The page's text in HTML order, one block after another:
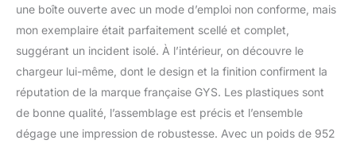
contre les surcharges -
oui; Protection contre
inversion des polarités -
oui; Type de véhicule -
Voitures particulières,
Moto Vérification rapide
de la compatibilité en un
seul jour ouvrable : vous
une boîte ouverte avec un mode d’emploi non conforme, mais
mon exemplaire était parfaitement scellé et complet,
suggérant un incident isolé. À l’intérieur, on découvre le
chargeur lui-même, dont le design et la finition confirment la
réputation de la marque française GYS. Les plastiques sont
de bonne qualité, l’assemblage est précis et l’ensemble
dégage une impression de robustesse. Avec un poids de 952